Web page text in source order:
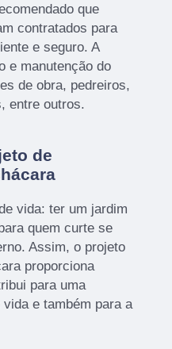
que
contratados para
e seguro. A
e manutenção do
de obra, pedreiros,
entre outros.
de
vida: ter um jardim
quem curte se
Assim, o projeto
proporciona
para uma
e também para a